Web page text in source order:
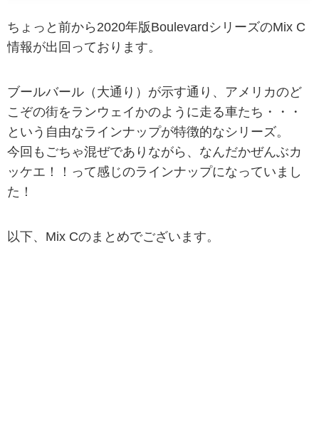
ちょっと前から2020年版BoulevardシリーズのMix C
情報が出回っております。
ブールバール（大通り）が示す通り、アメリカのど
こぞの街をランウェイかのように走る車たち・・・
という自由なラインナップが特徴的なシリーズ。
今回もごちゃ混ぜでありながら、なんだかぜんぶカ
ッケエ！！って感じのラインナップになっていまし
た！
以下、Mix Cのまとめでございます。